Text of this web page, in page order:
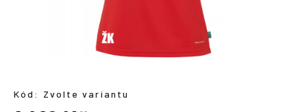
Kód: Zvolte variantu
?